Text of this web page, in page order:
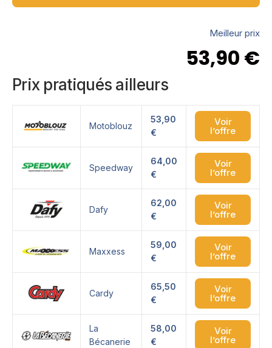
Meilleur prix
53,90 €
Prix pratiqués ailleurs
Motoblouz
53,90
€
Voir
l’offre
Speedway
64,00
€
Voir
l’offre
Dafy
62,00
€
Voir
l’offre
Maxxess
59,00
€
Voir
l’offre
Cardy
65,50
€
Voir
l’offre
La
Bécanerie
58,00
€
Voir
l’offre